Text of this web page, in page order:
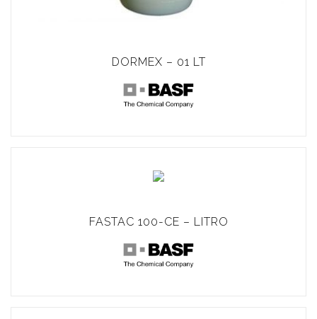
DORMEX – 01 LT
FASTAC 100-CE – LITRO